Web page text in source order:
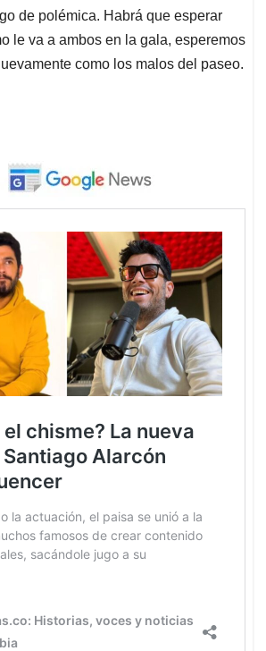
de polémica. Habrá que esperar
le va a ambos en la gala, esperemos
como los malos del paseo.